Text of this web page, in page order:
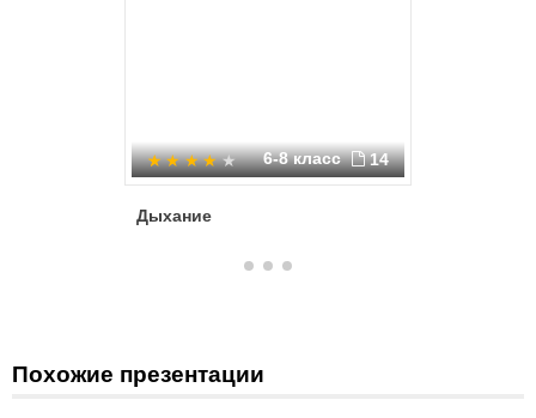
6-8 класс 14
Дыхание
Похожие презентации